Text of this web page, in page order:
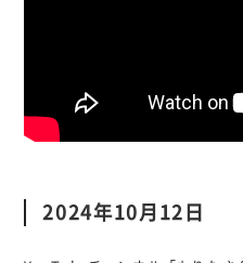
2024年10月12日